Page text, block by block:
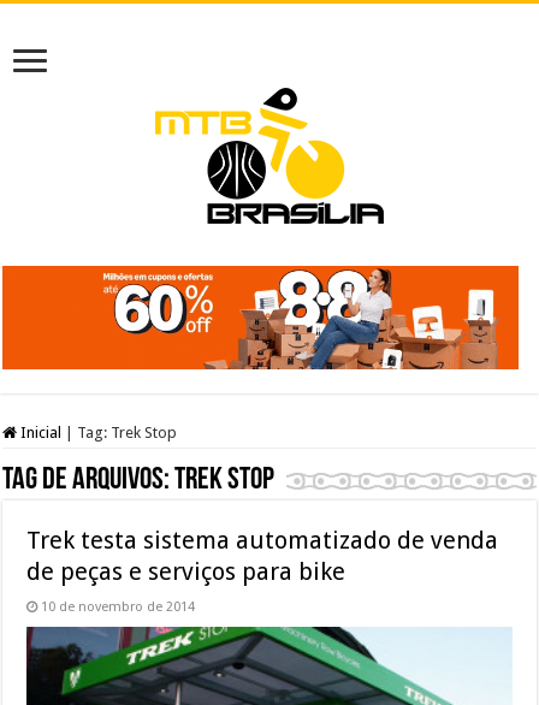
Inicial Tag: Trek Stop
Tag de arquivos:Trek Stop
Trek testa sistema automatizado de venda
de peças e serviços para bike
10 de novembro de 2014